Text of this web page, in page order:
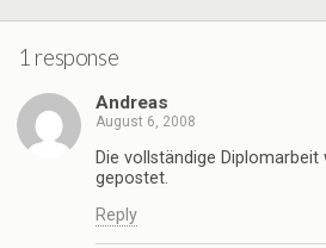
1 response
Andreas
August 6, 2008
Die vollständige Diplomarbeit
gepostet.
Reply